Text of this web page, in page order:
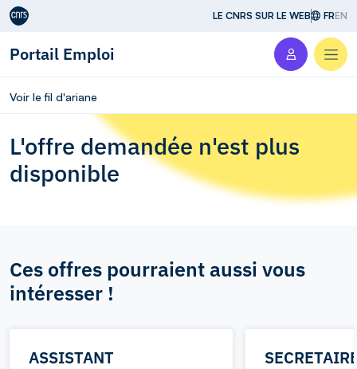
Aller au contenu LE CNRS SUR LE WEB FREN
Portail Emploi
Voir le fil d'ariane
L'offre demandée n'est plus
disponible
Ces offres pourraient aussi vous
intéresser !
ASSISTANT